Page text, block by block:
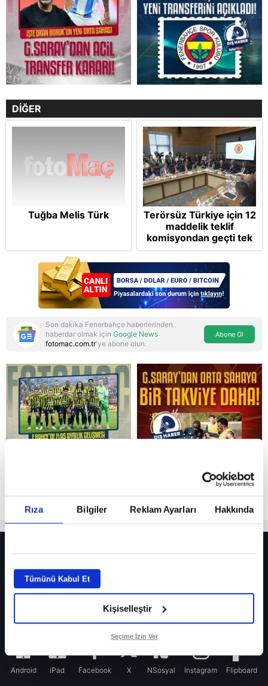
Rıza Bilgiler Reklam Ayarları Hakkında
Tümünü Kabul Et
Kişiselleştir
Seçime İzin Ver
Reddet
DİĞER
Tuğba Melis Türk
Terörsüz Türkiye için 12
maddelik teklif
komisyondan geçti tek
madde değişti!
Soruşturma ve cezalar
hangi şartlarda
ertelenecek?
Son dakika Fenerbahçe haberlerinden
haberdar olmak için Google News
fotomac.com.tr'ye abone olun.
Abone Ol
Fenerbahçe’de sürpriz ayrılık ihtimali! Devre arasında gelmişti
Fenerbahçe’nin yeni transferi Mason Greenwood için olay sözler!
Galatasaray’da rota yeniden Thiago Almada!
Android iPad Facebook X NSosyal Instagram Flipboard